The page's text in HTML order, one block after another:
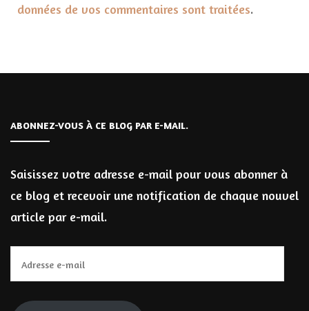
données de vos commentaires sont traitées.
ABONNEZ-VOUS À CE BLOG PAR E-MAIL.
Saisissez votre adresse e-mail pour vous abonner à
ce blog et recevoir une notification de chaque nouvel
article par e-mail.
e-
mail